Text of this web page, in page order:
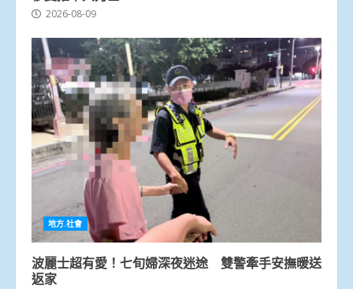
2026-08-09
地方.社會
波麗士超有愛！七旬婦深夜迷途 雙警牽手安撫暖送
返家